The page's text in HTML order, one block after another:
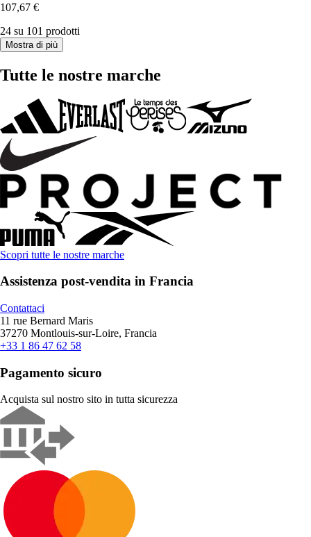
107,67 €
24 su 101 prodotti
Mostra di più
Tutte le nostre marche
Scopri tutte le nostre marche
Assistenza post-vendita in Francia
Contattaci
11 rue Bernard Maris
37270 Montlouis-sur-Loire, Francia
+33 1 86 47 62 58
Pagamento sicuro
Acquista sul nostro sito in tutta sicurezza